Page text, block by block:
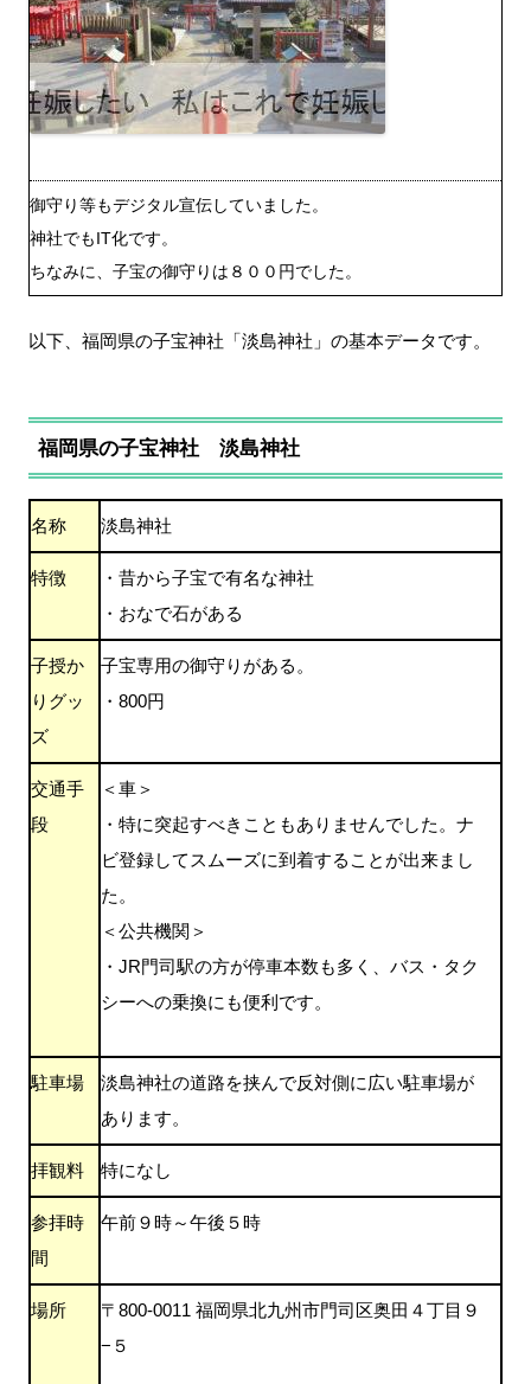
御守り等もデジタル宣伝していました。
神社でもIT化です。
ちなみに、子宝の御守りは８００円でした。
以下、福岡県の子宝神社「淡島神社」の基本データです。
福岡県の子宝神社 淡島神社
名称 淡島神社
特徴
・昔から子宝で有名な神社
・おなで石がある
子授か
りグッ
ズ
子宝専用の御守りがある。
・800円
交通手
段
＜車＞
・特に突起すべきこともありませんでした。ナ
ビ登録してスムーズに到着することが出来まし
た。
＜公共機関＞
・JR門司駅の方が停車本数も多く、バス・タク
シーへの乗換にも便利です。
駐車場
淡島神社の道路を挟んで反対側に広い駐車場が
あります。
拝観料 特になし
参拝時
間
午前９時～午後５時
場所
〒800-0011 福岡県北九州市門司区奥田４丁目９
−５